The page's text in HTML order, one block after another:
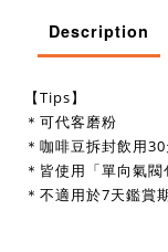
Description
【Tips】
＊可代客磨粉
＊咖啡豆拆封飲用
＊皆使用「單向氣閥
＊不適用於7天鑑賞